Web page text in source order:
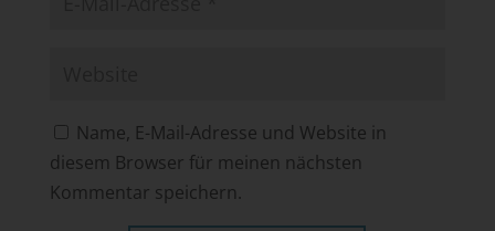
Name, E-Mail-Adresse und Website in
diesem Browser für meinen nächsten
Kommentar speichern.